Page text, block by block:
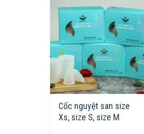
Cốc nguyệt san size
Xs, size S, size M